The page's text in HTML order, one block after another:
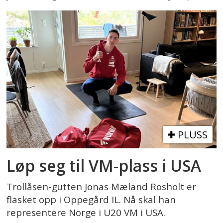
PLUSS
Løp seg til VM-plass i USA
Trollåsen-gutten Jonas Mæland Rosholt er
flasket opp i Oppegård IL. Nå skal han
representere Norge i U20 VM i USA.